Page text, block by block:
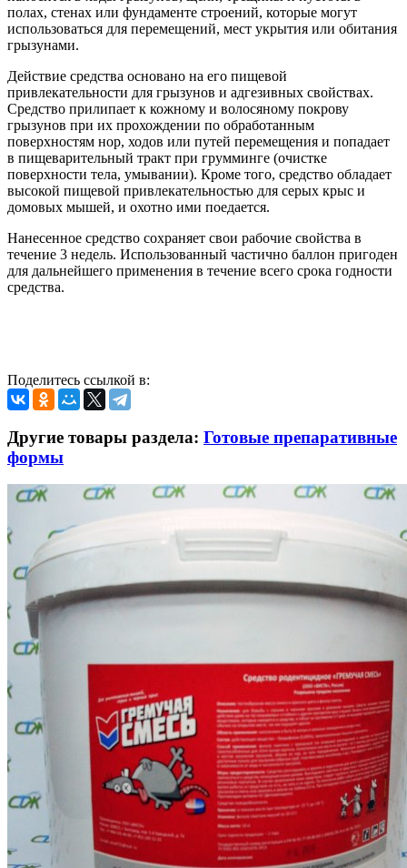
полах, стенах или фундаменте строений, которые могут
использоваться для перемещений, мест укрытия или обитания
грызунами.
Действие средства основано на его пищевой
привлекательности для грызунов и адгезивных свойствах.
Средство прилипает к кожному и волосяному покрову
грызунов при их прохождении по обработанным
поверхностям нор, ходов или путей перемещения и попадает
в пищеварительный тракт при грумминге (очистке
поверхности тела, умывании). Кроме того, средство обладает
высокой пищевой привлекательностью для серых крыс и
домовых мышей, и охотно ими поедается.
Нанесенное средство сохраняет свои рабочие свойства в
течение 3 недель. Использованный частично баллон пригоден
для дальнейшего применения в течение всего срока годности
средства.
Поделитесь ссылкой в:
Другие товары раздела: Готовые препаративные
формы